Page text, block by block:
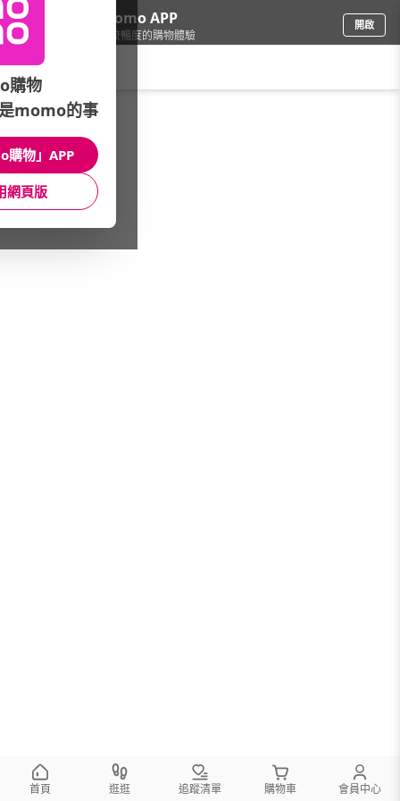
下載momo APP
給你3倍流暢度的購物體驗
開啟
傢飾寢具/床墊/折疊床墊
館長推薦 月銷量
首頁 逛逛 追蹤清單 購物車 會員中心
購物
momo的事
購物」APP
網頁版